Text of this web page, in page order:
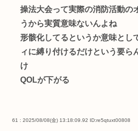
操法大会って実際の消防活動の
うから実質意味ないんよね
形骸化してるというか意味とし
ィに縛り付けるだけという要ら
け
QOLが下がる
61 : 2025/08/08(金) 13:18:09.92 ID:re5qtuxt00808